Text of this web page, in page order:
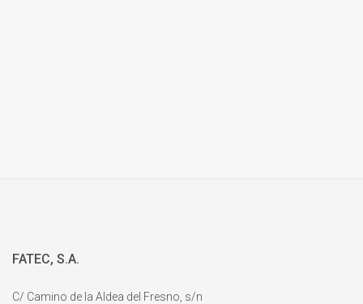
FATEC, S.A.
C/ Camino de la Aldea del Fresno, s/n